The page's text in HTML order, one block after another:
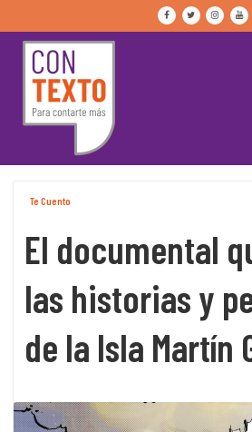
content
Te Cuento
El documental
las historias y
de la Isla Martín